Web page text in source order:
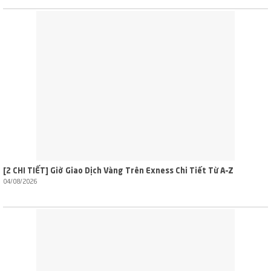
[2 CHI TIẾT] Giờ Giao Dịch Vàng Trên Exness Chi Tiết Từ A–Z
04/08/2026